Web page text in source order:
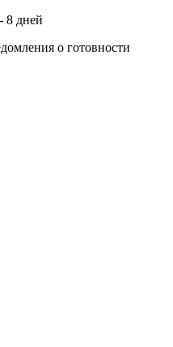
8 дней
о готовности